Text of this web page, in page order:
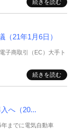
続きを読む
21年1月6日）
子商取引（EC）大手ト
続きを読む
へ（20...
までに電気自動車